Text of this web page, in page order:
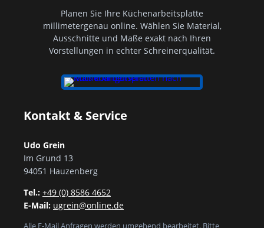
Planen Sie Ihre Küchenarbeitsplatte
millimetergenau online. Wählen Sie Material,
Ausschnitte und Maße exakt nach Ihren
Vorstellungen in echter Schreinerqualität.
Kontakt & Service
Udo Grein
Im Grund 13
94051 Hauzenberg
Tel.: +49 (0) 8586 4652
E-Mail: ugrein@online.de
Alle E-Mail Anfragen werden umgehend bearbeitet. Bitte